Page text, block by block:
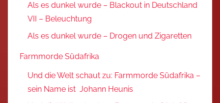
Als es dunkel wurde – Blackout in Deutschland
VII – Beleuchtung
Als es dunkel wurde – Drogen und Zigaretten
Farmmorde Südafrika
Und die Welt schaut zu: Farmmorde Südafrika –
sein Name ist Johann Heunis